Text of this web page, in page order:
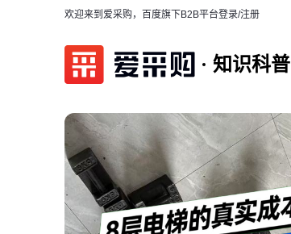
欢迎来到爱采购，百度旗下B2B平台登录/注册
知识科普